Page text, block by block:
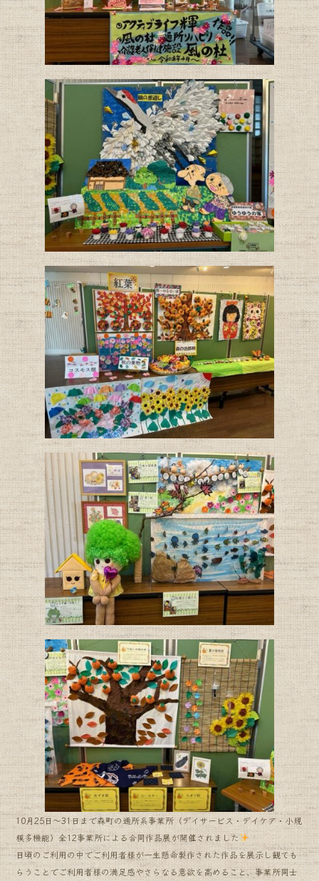
10月25日〜31日まで森町の通所系事業所（デイサービス・デイケア・小規
模多機能）全12事業所による合同作品展が開催されました
日頃のご利用の中でご利用者様が一生懸命製作された作品を展示し観ても
らうことでご利用者様の満足感やさらなる意欲を高めること、事業所同士